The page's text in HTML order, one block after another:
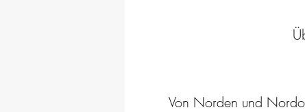
Von Norden und